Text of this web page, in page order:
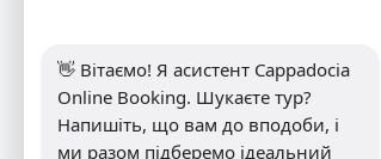
👋 Вітаємо! Я асистент Cappadocia
Online Booking. Шукаєте тур?
Напишіть, що вам до вподоби, і
ми разом підберемо ідеальний